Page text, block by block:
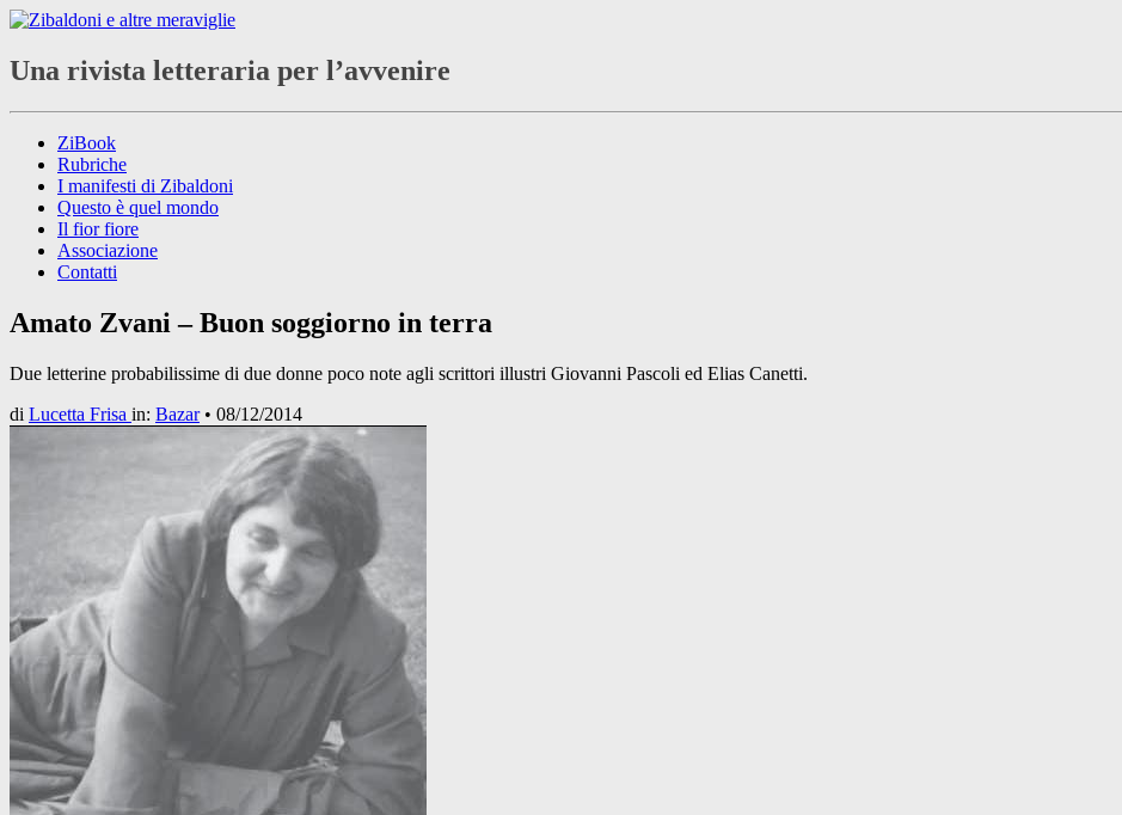
Una rivista letteraria per l’avvenire
ZiBook
Rubriche
I manifesti di Zibaldoni
Questo è quel mondo
Il fior fiore
Associazione
Contatti
Amato Zvani – Buon soggiorno in terra
Due letterine probabilissime di due donne poco note agli scrittori illustri Giovanni Pascoli ed Elias Canetti.
di Lucetta Frisa in: Bazar• 08/12/2014